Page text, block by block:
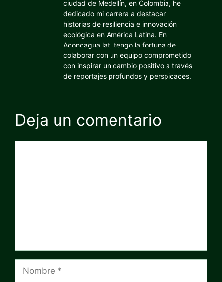
ciudad de Medellín, en Colombia, he
dedicado mi carrera a destacar
historias de resiliencia e innovación
ecológica en América Latina. En
Aconcagua.lat, tengo la fortuna de
colaborar con un equipo comprometido
con inspirar un cambio positivo a través
de reportajes profundos y perspicaces.
Deja un comentario